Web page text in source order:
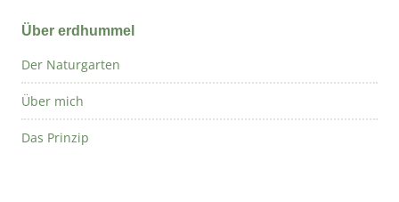
Über erdhummel
Der Naturgarten
Über mich
Das Prinzip